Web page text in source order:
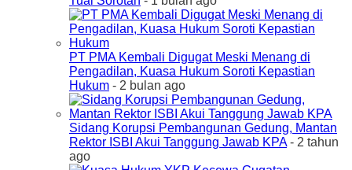
PT PMA Kembali Digugat Meski Menang di
Pengadilan, Kuasa Hukum Soroti Kepastian
Hukum - 2 bulan ago
Sidang Korupsi Pembangunan Gedung, Mantan
Rektor ISBI Akui Tanggung Jawab KPA- 2 tahun
ago